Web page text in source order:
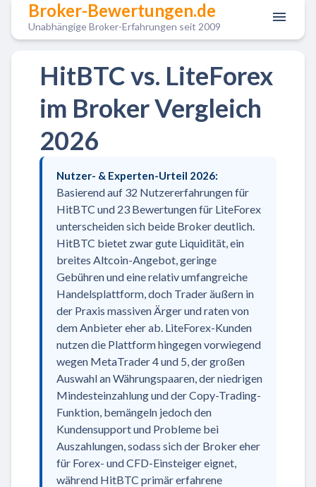
Broker-Bewertungen.de
Unabhängige Broker-Erfahrungen seit 2009
HitBTC vs. LiteForex
im Broker Vergleich
2026
Nutzer- & Experten-Urteil 2026:
Basierend auf 32 Nutzererfahrungen für
HitBTC und 23 Bewertungen für LiteForex
unterscheiden sich beide Broker deutlich.
HitBTC bietet zwar gute Liquidität, ein
breites Altcoin-Angebot, geringe
Gebühren und eine relativ umfangreiche
Handelsplattform, doch Trader äußern in
der Praxis massiven Ärger und raten von
dem Anbieter eher ab. LiteForex-Kunden
nutzen die Plattform hingegen vorwiegend
wegen MetaTrader 4 und 5, der großen
Auswahl an Währungspaaren, der niedrigen
Mindesteinzahlung und der Copy-Trading-
Funktion, bemängeln jedoch den
Kundensupport und Probleme bei
Auszahlungen, sodass sich der Broker eher
für Forex- und CFD-Einsteiger eignet,
während HitBTC primär erfahrene